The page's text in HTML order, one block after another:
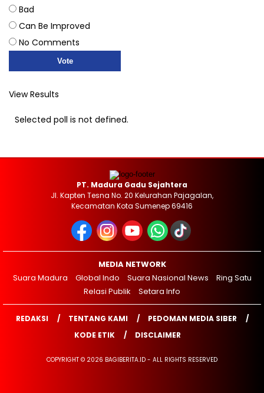
Bad
Can Be Improved
No Comments
View Results
Selected poll is not defined.
PT. Madura Gadu Sejahtera
Jl. Kapten Tesna No. 20 Kelurahan Pajagalan,
Kecamatan Kota Sumenep 69416
MEDIA NETWORK
Suara Madura
Global Indo Suara Nasional News
Ring Satu
Relasi Publik
Setara Info
REDAKSI TENTANG KAMI
PEDOMAN MEDIA SIBER
KODE ETIK
DISCLAIMER
COPYRIGHT © 2026 BAGIBERITA.ID - ALL RIGHTS RESERVED